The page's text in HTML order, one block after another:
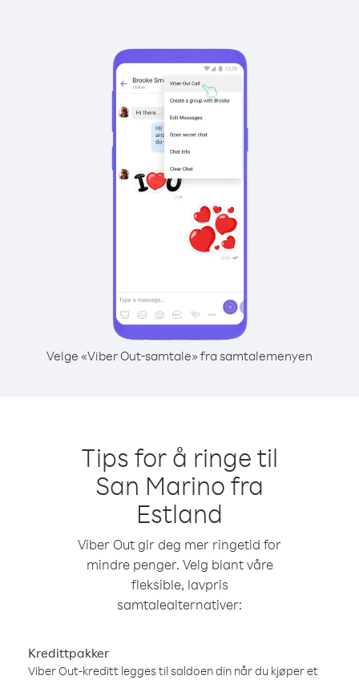
Velge «Viber Out-samtale» fra samtalemenyen
Tips for å ringe til
San Marino fra
Estland
Viber Out gir deg mer ringetid for
mindre penger. Velg blant våre
fleksible, lavpris
samtalealternativer:
Kredittpakker
Viber Out-kreditt legges til saldoen din når du kjøper et